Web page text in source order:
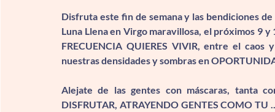
Disfruta este fin de semana y las bendiciones
Luna Llena en Virgo maravillosa, el próximos 9
FRECUENCIA QUIERES VIVIR, entre el caos y
nuestras densidades y sombras en
Alejate de las gentes con máscaras, tanta
DISFRUTAR, ATRAYENDO GENTES COMO TU